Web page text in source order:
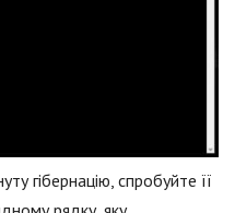
гібернацію, спробуйте її